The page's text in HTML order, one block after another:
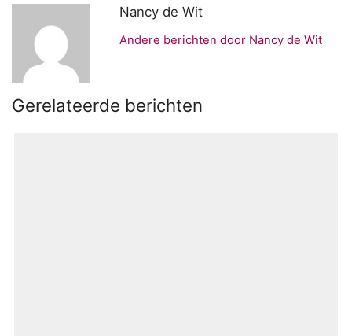
Nancy de Wit
Andere berichten door Nancy de Wit
Gerelateerde berichten